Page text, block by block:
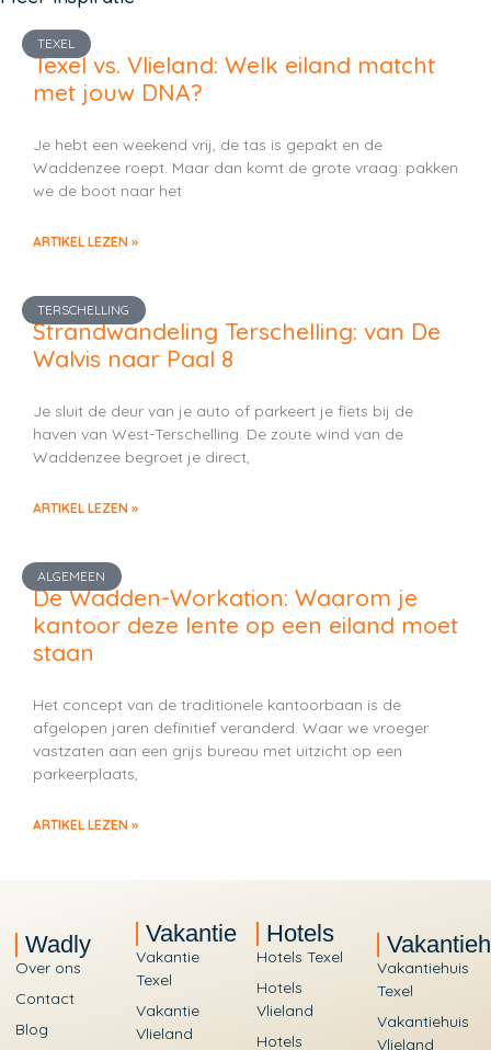
TEXEL
Texel vs. Vlieland: Welk eiland matcht
met jouw DNA?
Je hebt een weekend vrij, de tas is gepakt en de
Waddenzee roept. Maar dan komt de grote vraag: pakken
we de boot naar het
ARTIKEL LEZEN »
TERSCHELLING
Strandwandeling Terschelling: van De
Walvis naar Paal 8
Je sluit de deur van je auto of parkeert je fiets bij de
haven van West-Terschelling. De zoute wind van de
Waddenzee begroet je direct,
ARTIKEL LEZEN »
ALGEMEEN
De Wadden-Workation: Waarom je
kantoor deze lente op een eiland moet
staan
Het concept van de traditionele kantoorbaan is de
afgelopen jaren definitief veranderd. Waar we vroeger
vastzaten aan een grijs bureau met uitzicht op een
parkeerplaats,
ARTIKEL LEZEN »
Wadly
Over ons
Contact
Blog
Vakantie
Vakantie
Texel
Vakantie
Vlieland
Hotels
Hotels Texel
Hotels
Vlieland
Hotels
Vakantiehuis
Texel
Vakantiehuis
Vlieland